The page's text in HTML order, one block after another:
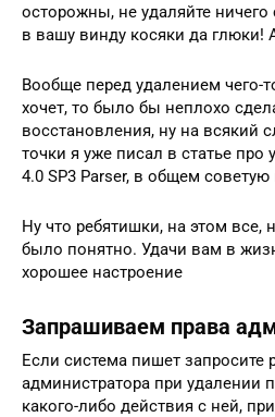
осторожны, не удаляйте ничего
в вашу винду косяки да глюки!
Вообще перед удалением чего-
хочет, то было бы неплохо
восстановления, ну на всякий
точки я уже писал в статье про
4.0 SP3 Parser, в общем советую
Ну что ребятишки, на этом все,
было понятно. Удачи вам в
хорошее настроение
Запрашиваем права
Если система пишет запросите
администратора при удалении
какого-либо действия с ней,